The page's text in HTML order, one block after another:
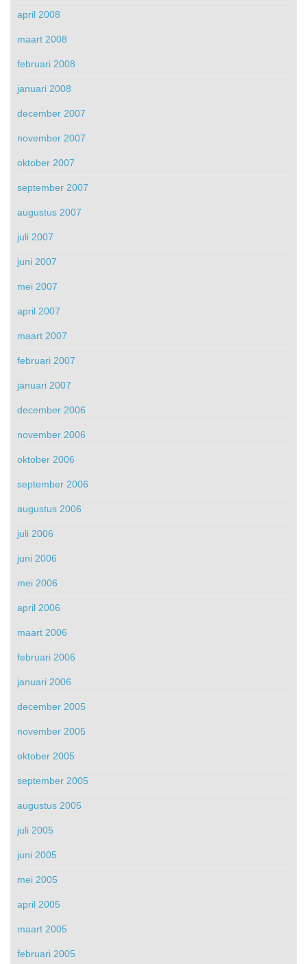
april 2008
maart 2008
februari 2008
januari 2008
december 2007
november 2007
oktober 2007
september 2007
augustus 2007
juli 2007
juni 2007
mei 2007
april 2007
maart 2007
februari 2007
januari 2007
december 2006
november 2006
oktober 2006
september 2006
augustus 2006
juli 2006
juni 2006
mei 2006
april 2006
maart 2006
februari 2006
januari 2006
december 2005
november 2005
oktober 2005
september 2005
augustus 2005
juli 2005
juni 2005
mei 2005
april 2005
maart 2005
februari 2005